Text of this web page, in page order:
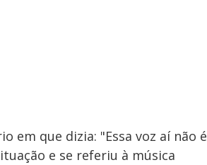
em que dizia: "Essa voz aí não é
e se referiu à música